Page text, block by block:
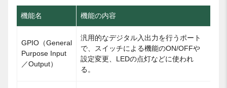
機能名 機能の内容
GPIO（General
Purpose Input
／Output）
汎用的なデジタル入出力を行うポート
で、スイッチによる機能のON/OFFや
設定変更、LEDの点灯などに使われ
る。